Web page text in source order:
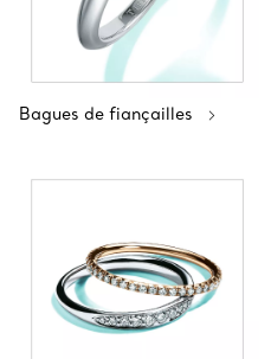
Bagues de fiançailles